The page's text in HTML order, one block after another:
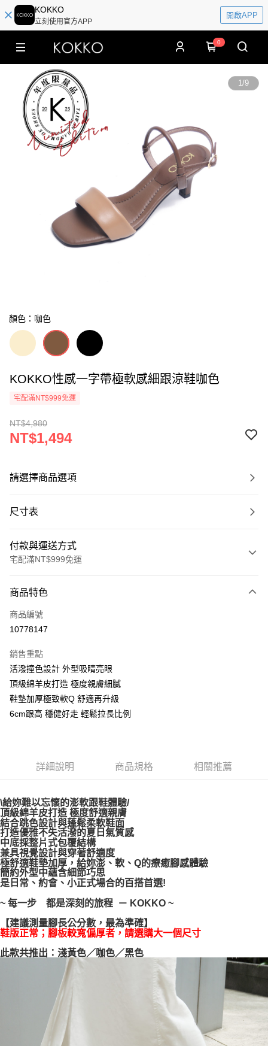
KOKKO
立刻使用官方APP
開啟APP
0
1/9
顏色：咖色
KOKKO性感一字帶極軟感細跟涼鞋咖色
宅配滿NT$999免運
NT$4,980
NT$1,494
請選擇商品選項
尺寸表
付款與運送方式
宅配滿NT$999免運
信用卡一次付款
LINE Pay
街口支付
悠遊付
AFTEE先享後付
便利好安心！
１．簡單：不需註冊會員、不需綁卡、不需儲值。
【「AFTEE先享後付」結帳流程】
１．於結帳方式選擇「AFTEE先享後付」後，將跳轉至「AFTEE先享後付」
結帳頁面，進行簡訊認證並確認金額後，即可完成結帳。
２．訂單成立數日內，您將收到繳費通知簡訊。
３．收到繳費通知簡訊後14天內，點擊此簡訊中的連結，可透過四大超商／
ATM／網路銀行／等多元方式進行付款，方視為交易完成。
※ 請注意：結帳手續完成當下不需立刻繳費，但若您需要取消訂單，請聯絡
購買商品的店家。未經商家同意取消之訂單仍視為有效，需透過AFTEE先享
後付繳納相關費用。
是否繳費成功／繳費後需取消欲退款等相關疑問，請聯繫「AFTEE先享後付
客戶支援中心」https://netprotections.freshdesk.com/support/home
【注意事項】
１．透過由恩沛科技股份有限公司提供之「AFTEE先享後付」服務完成之交
易，需依本服務之必要範圍內提供個人資料，並將交易相關給付款項請求債
權轉讓予恩沛科技股份有限公司。
２．關於個人資料處理事宜，請瀏覽以下網址：
https://aftee.tw/terms/#terms3
３．未成年的使用者請事先徵得法定代理人或監護人之同意方可使用
「AFTEE先享後付」，若未經同意申辦者引起之損失，本公司不負相關責
宅配通
每筆NT$100，滿NT$999(含以上)免運費
商品特色
商品編號
10778147
銷售重點
活潑撞色設計 外型吸睛亮眼
頂級綿羊皮打造 極度親膚細膩
鞋墊加厚極致軟Q 舒適再升級
6cm跟高 穩健好走 輕鬆拉長比例
詳細說明 商品規格 相關推薦
\給妳難以忘懷的澎軟跟鞋體驗/
頂級綿羊皮打造 極度舒適親膚
結合跳色設計與蓬鬆柔軟鞋面
打造優雅不失活潑的夏日氣質感
中底採整片式包覆結構
兼具視覺設計與穿著舒適度
極舒適鞋墊加厚，給妳澎、軟、Q的療癒腳感體驗
簡約外型中蘊含細節巧思
是日常、約會、小正式場合的百搭首選!
~ 每一步 都是深刻的旅程 － KOKKO ~
【建議測量腳長公分數，最為準確】
鞋版正常；腳板較寬偏厚者，請選購大一個尺寸
此款共推出：淺黃色／咖色／黑色